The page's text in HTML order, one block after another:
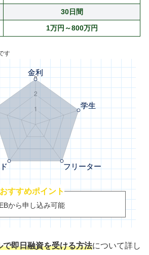
30日間
1万円～800万円
す
すすめポイント
から申し込み可能
で即日融資を受ける方法について詳し